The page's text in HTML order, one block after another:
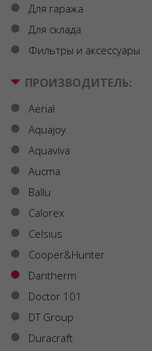
Для гаража
Для склада
Фильтры и аксессуары
ПРОИЗВОДИТЕЛЬ:
Aerial
Aquajoy
Aquaviva
Aucma
Ballu
Calorex
Celsius
Cooper&Hunter
Dantherm
Doctor 101
DT Group
Duracraft